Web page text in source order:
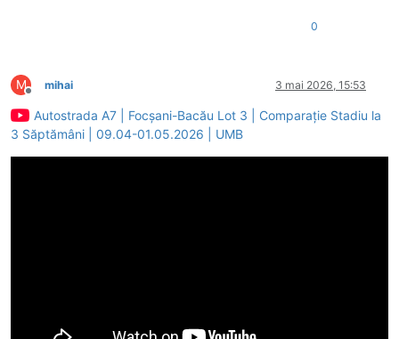
0
M
Deconectat
mihai 3 mai 2026, 15:53
Autostrada A7 | Focșani-Bacău Lot 3 | Comparație Stadiu la
3 Săptămâni | 09.04-01.05.2026 | UMB